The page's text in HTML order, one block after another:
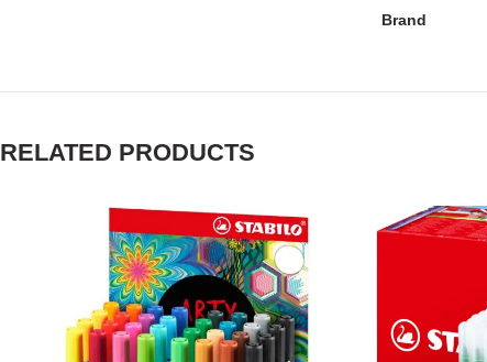
Brand
RELATED PRODUCTS